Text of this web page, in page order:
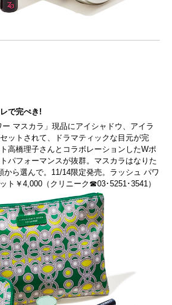
で完ぺき!
マスカラ」現品にアイシャドウ、アイラ
ットされて、ドラマティックな目元が完
高橋理子さんとコラボレーションしたWポ
パフォーマンスが抜群。マスカラはなりた
から選んで。11/14限定発売。ラッシュ パワ
ト￥4,000（クリニーク☎03･5251･3541）